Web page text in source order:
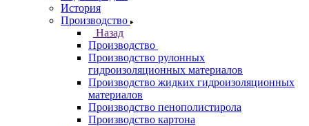
История
Производство
Назад
Производство
Производство рулонных
гидроизоляционных материалов
Производство жидких гидроизоляционных
материалов
Производство пенополистирола
Производство картона